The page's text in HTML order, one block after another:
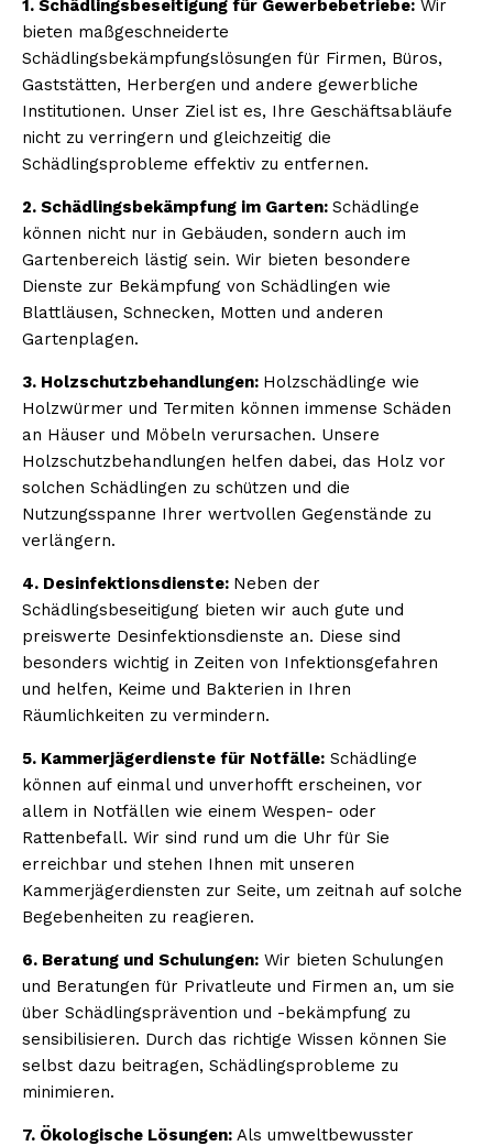
1. Schädlingsbeseitigung für Gewerbebetriebe: Wir
bieten maßgeschneiderte
Schädlingsbekämpfungslösungen für Firmen, Büros,
Gaststätten, Herbergen und andere gewerbliche
Institutionen. Unser Ziel ist es, Ihre Geschäftsabläufe
nicht zu verringern und gleichzeitig die
Schädlingsprobleme effektiv zu entfernen.
2. Schädlingsbekämpfung im Garten: Schädlinge
können nicht nur in Gebäuden, sondern auch im
Gartenbereich lästig sein. Wir bieten besondere
Dienste zur Bekämpfung von Schädlingen wie
Blattläusen, Schnecken, Motten und anderen
Gartenplagen.
3. Holzschutzbehandlungen: Holzschädlinge wie
Holzwürmer und Termiten können immense Schäden
an Häuser und Möbeln verursachen. Unsere
Holzschutzbehandlungen helfen dabei, das Holz vor
solchen Schädlingen zu schützen und die
Nutzungsspanne Ihrer wertvollen Gegenstände zu
verlängern.
4. Desinfektionsdienste: Neben der
Schädlingsbeseitigung bieten wir auch gute und
preiswerte Desinfektionsdienste an. Diese sind
besonders wichtig in Zeiten von Infektionsgefahren
und helfen, Keime und Bakterien in Ihren
Räumlichkeiten zu vermindern.
5. Kammerjägerdienste für Notfälle: Schädlinge
können auf einmal und unverhofft erscheinen, vor
allem in Notfällen wie einem Wespen- oder
Rattenbefall. Wir sind rund um die Uhr für Sie
erreichbar und stehen Ihnen mit unseren
Kammerjägerdiensten zur Seite, um zeitnah auf solche
Begebenheiten zu reagieren.
6. Beratung und Schulungen: Wir bieten Schulungen
und Beratungen für Privatleute und Firmen an, um sie
über Schädlingsprävention und -bekämpfung zu
sensibilisieren. Durch das richtige Wissen können Sie
selbst dazu beitragen, Schädlingsprobleme zu
minimieren.
7. Ökologische Lösungen: Als umweltbewusster